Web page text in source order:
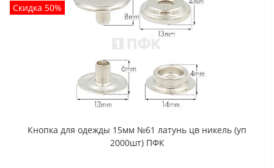
Скидка 50%
Кнопка для одежды 15мм №61 латунь цв никель (уп
2000шт) ПФК